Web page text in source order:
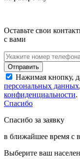
Оставьте свои
с вами
Нажимая кнопку,
персональных данных
конфиденциальности.
Спасибо
Спасибо за заявку
в ближайшее время с
Выберите ваш